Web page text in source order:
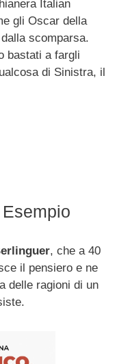
Italian
gli Oscar della
scomparsa.
bastati a fargli
di Sinistra, il
, che a 40
il pensiero e ne
delle ragioni di un